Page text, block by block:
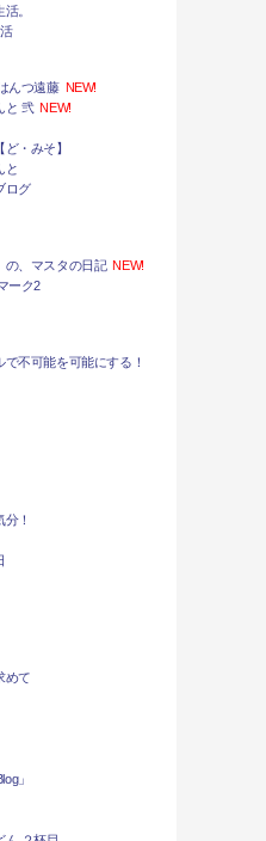
。
んつ遠藤 NEW!
と 弐 NEW!
・みそ】
と
ログ
の、マスタの日記 NEW!
ーク2
不可能を可能にする！
！
めて
」